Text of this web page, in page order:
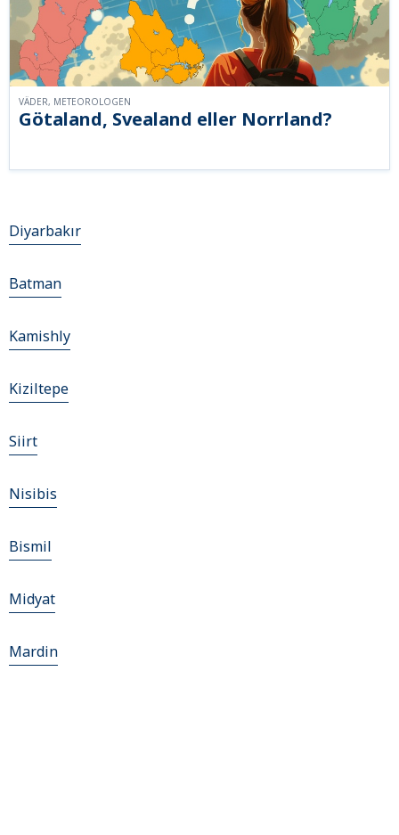
Götaland, Svealand eller Norrland?
VÄDER, METEOROLOGEN
Diyarbakır
Batman
Kamishly
Kiziltepe
Siirt
Nisibis
Bismil
Midyat
Mardin